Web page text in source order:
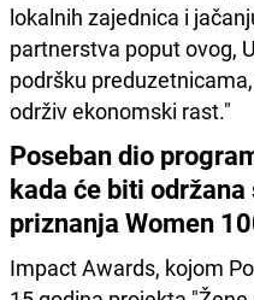
lokalnih zajednica i
partnerstva poput ovog,
podršku
održiv ekonomski rast."
Poseban dio
kada će biti
priznanja Women
Impact Awards, kojom